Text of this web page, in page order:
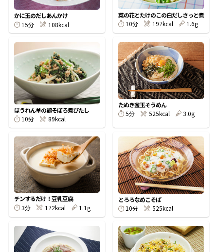
『踊り節』
鰹節屋の
だしパック
だし粉
商品情報一覧
おすすめサイト
新鮮一番
かに玉のだしあんかけ
15分
108kcal
菜の花とたけのこの白だしさっと煮
10分
197kcal 1.6g
ほうれん草の鶏そぼろ煮びたし
10分
89kcal
たぬき釜玉そうめん
5分
525kcal 3.0g
チンするだけ！豆乳豆腐
3分
172kcal 1.1g
とろろなめこそば
10分
525kcal